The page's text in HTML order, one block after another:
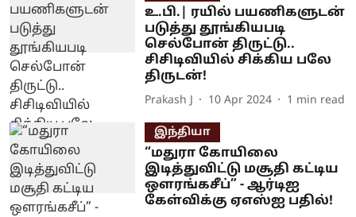
உ.பி.| ரயில் பயணிகளுடன்
படுத்து தூங்கியபடி
செல்போன் திருட்டு..
சிசிடிவியில் சிக்கிய பலே
திருடன்!
Prakash J 10 Apr 2024 1 min read
இந்தியா
“மதுரா கோயிலை
இடித்துவிட்டு மசூதி கட்டிய
ஒளரங்கசீப்” - ஆர்டிஐ
கேள்விக்கு ஏஎஸ்ஐ பதில்!